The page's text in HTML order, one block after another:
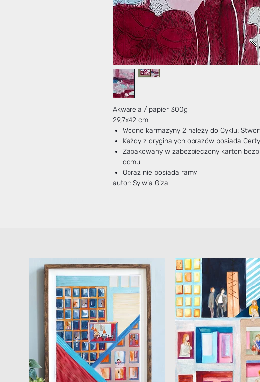
Akwarela / papier 300g
29,7x42 cm
Wodne karmazyny 2 należy do Cyklu:
Każdy z oryginalych obrazów posiada
Zapakowany w zabezpieczony karton
domu
Obraz nie posiada ramy
autor: Sylwia Giza